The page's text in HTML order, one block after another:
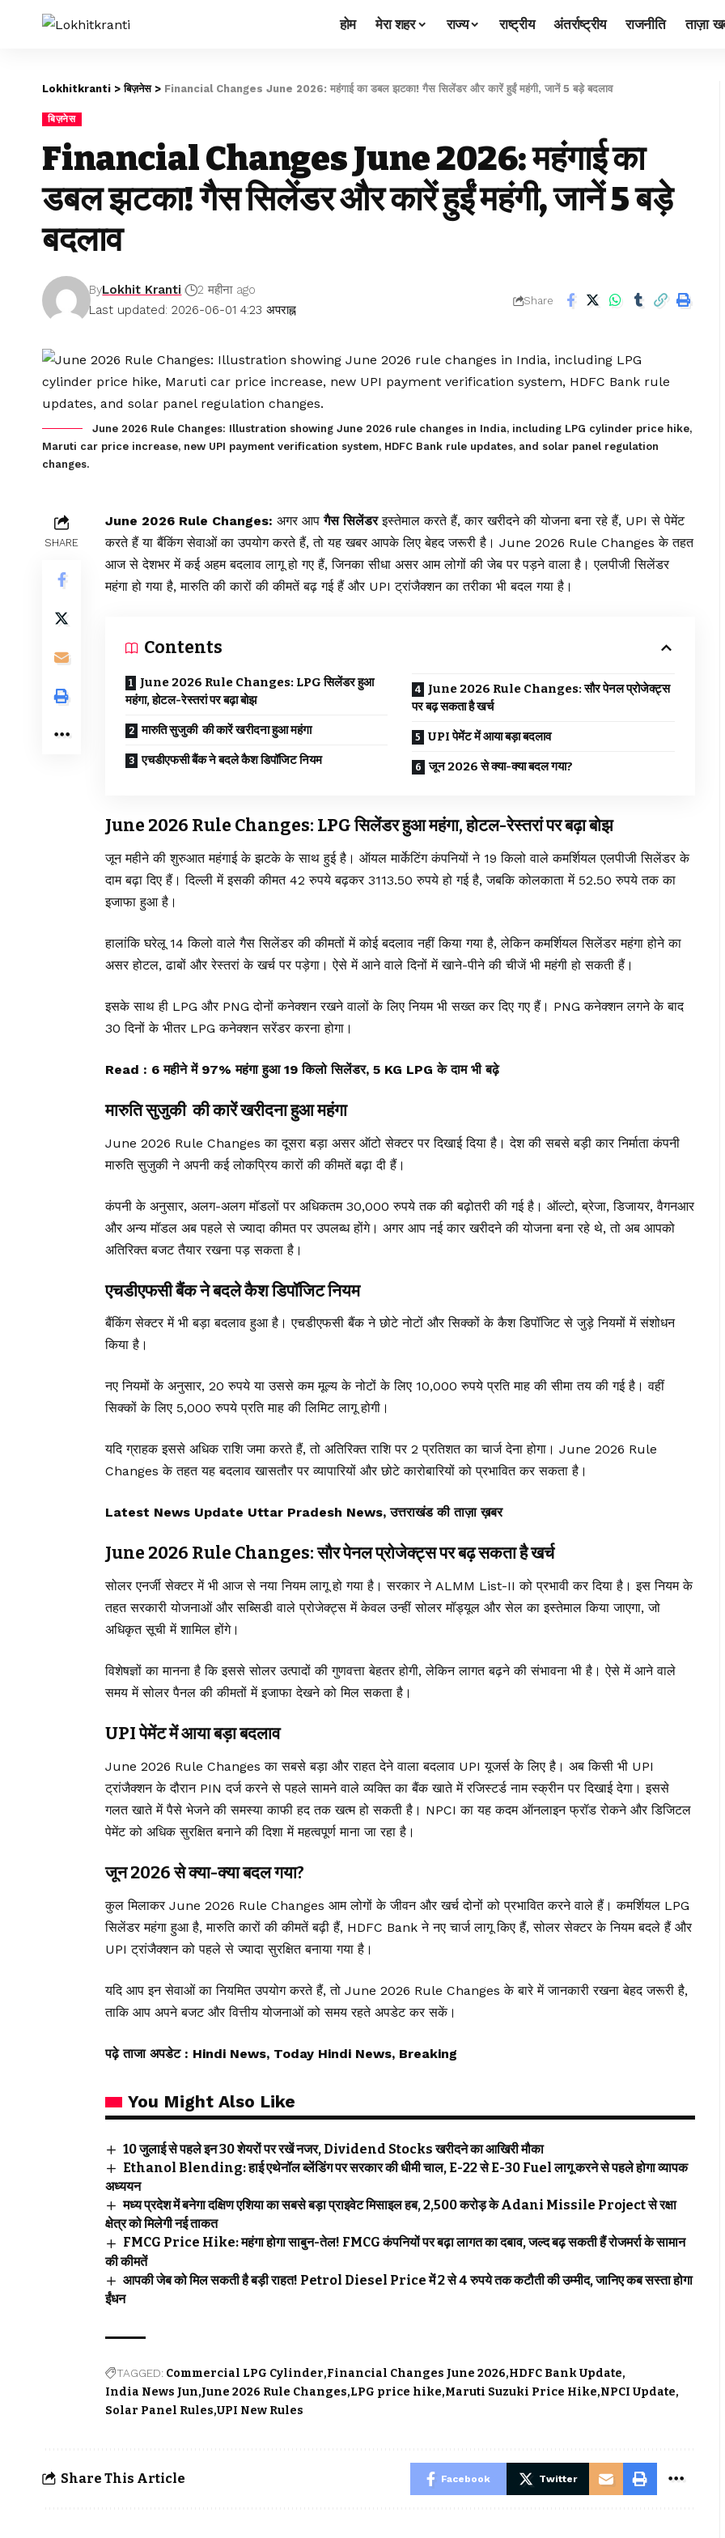
होम मेरा शहर राज्य राष्ट्रीय अंतर्राष्ट्रीय राजनीति ताज़ा
Lokhitkranti >बिज़नेस> Financial Changes June 2026: महंगाई का डबल झटका! गैस सिलेंडर और कारें हुईं महंगी, जानें 5 बड़े बदलाव
बिज़नेस
Financial Changes June 2026: महंगाई का
डबल झटका! गैस सिलेंडर और कारें हुईं महंगी, जानें 5 बड़े
बदलाव
Last updated: 2026-06-01 4:23 अपराह्न
ByLokhit Kranti 2 महीना ago
Share
June 2026 Rule Changes: Illustration showing June 2026 rule changes in India, including LPG cylinder price hike,
Maruti car price increase, new UPI payment verification system, HDFC Bank rule updates, and solar panel regulation
changes.
SHARE
June 2026 Rule Changes: अगर आपगैस सिलेंडरइस्तेमाल करते हैं, कार खरीदने की योजना बना रहे हैं, UPI से पेमेंट
करते हैं या बैंकिंग सेवाओं का उपयोग करते हैं, तो यह खबर आपके लिए बेहद जरूरी है। June 2026 Rule Changes के तहत
आज से देशभर में कई अहम बदलाव लागू हो गए हैं, जिनका सीधा असर आम लोगों की जेब पर पड़ने वाला है। एलपीजी सिलेंडर
महंगा हो गया है, मारुति की कारों की कीमतें बढ़ गई हैं और UPI ट्रांजैक्शन का तरीका भी बदल गया है।
Contents
June 2026 Rule Changes: LPG सिलेंडर हुआ
महंगा, होटल-रेस्तरां पर बढ़ा बोझ
मारुति सुजुकी की कारें खरीदना हुआ महंगा
एचडीएफसी बैंक ने बदले कैश डिपॉजिट नियम
June 2026 Rule Changes: सौर पेनल प्रोजेक्ट्स
पर बढ़ सकता है खर्च
UPI पेमेंट में आया बड़ा बदलाव
जून 2026 से क्या-क्या बदल गया?
June 2026 Rule Changes: LPG सिलेंडर हुआ महंगा, होटल-रेस्तरां पर बढ़ा बोझ
जून महीने की शुरुआत महंगाई के झटके के साथ हुई है। ऑयल मार्केटिंग कंपनियों ने 19 किलो वाले कमर्शियल एलपीजी सिलेंडर के
दाम बढ़ा दिए हैं। दिल्ली में इसकी कीमत 42 रुपये बढ़कर 3113.50 रुपये हो गई है, जबकि कोलकाता में 52.50 रुपये तक का
इजाफा हुआ है।
हालांकि घरेलू 14 किलो वाले गैस सिलेंडर की कीमतों में कोई बदलाव नहीं किया गया है, लेकिन कमर्शियल सिलेंडर महंगा होने का
असर होटल, ढाबों और रेस्तरां के खर्च पर पड़ेगा। ऐसे में आने वाले दिनों में खाने-पीने की चीजें भी महंगी हो सकती हैं।
इसके साथ ही LPG और PNG दोनों कनेक्शन रखने वालों के लिए नियम भी सख्त कर दिए गए हैं। PNG कनेक्शन लगने के बाद
30 दिनों के भीतर LPG कनेक्शन सरेंडर करना होगा।
Read : 6 महीने में 97% महंगा हुआ 19 किलो सिलेंडर, 5 KG LPG के दाम भी बढ़े
मारुति सुजुकी की कारें खरीदना हुआ महंगा
June 2026 Rule Changes का दूसरा बड़ा असर ऑटो सेक्टर पर दिखाई दिया है। देश की सबसे बड़ी कार निर्माता कंपनी
मारुति सुजुकी ने अपनी कई लोकप्रिय कारों की कीमतें बढ़ा दी हैं।
कंपनी के अनुसार, अलग-अलग मॉडलों पर अधिकतम 30,000 रुपये तक की बढ़ोतरी की गई है। ऑल्टो, ब्रेजा, डिजायर, वैगनआर
और अन्य मॉडल अब पहले से ज्यादा कीमत पर उपलब्ध होंगे। अगर आप नई कार खरीदने की योजना बना रहे थे, तो अब आपको
अतिरिक्त बजट तैयार रखना पड़ सकता है।
एचडीएफसी बैंक ने बदले कैश डिपॉजिट नियम
बैंकिंग सेक्टर में भी बड़ा बदलाव हुआ है। एचडीएफसी बैंक ने छोटे नोटों और सिक्कों के कैश डिपॉजिट से जुड़े नियमों में संशोधन
किया है।
नए नियमों के अनुसार, 20 रुपये या उससे कम मूल्य के नोटों के लिए 10,000 रुपये प्रति माह की सीमा तय की गई है। वहीं
सिक्कों के लिए 5,000 रुपये प्रति माह की लिमिट लागू होगी।
यदि ग्राहक इससे अधिक राशि जमा करते हैं, तो अतिरिक्त राशि पर 2 प्रतिशत का चार्ज देना होगा। June 2026 Rule
Changes के तहत यह बदलाव खासतौर पर व्यापारियों और छोटे कारोबारियों को प्रभावित कर सकता है।
Latest News Update Uttar Pradesh News, उत्तराखंड की ताज़ा ख़बर
June 2026 Rule Changes: सौर पेनल प्रोजेक्ट्स पर बढ़ सकता है खर्च
सोलर एनर्जी सेक्टर में भी आज से नया नियम लागू हो गया है। सरकार ने ALMM List-II को प्रभावी कर दिया है। इस नियम के
तहत सरकारी योजनाओं और सब्सिडी वाले प्रोजेक्ट्स में केवल उन्हीं सोलर मॉड्यूल और सेल का इस्तेमाल किया जाएगा, जो
अधिकृत सूची में शामिल होंगे।
विशेषज्ञों का मानना है कि इससे सोलर उत्पादों की गुणवत्ता बेहतर होगी, लेकिन लागत बढ़ने की संभावना भी है। ऐसे में आने वाले
समय में सोलर पैनल की कीमतों में इजाफा देखने को मिल सकता है।
UPI पेमेंट में आया बड़ा बदलाव
June 2026 Rule Changes का सबसे बड़ा और राहत देने वाला बदलाव UPI यूजर्स के लिए है। अब किसी भी UPI
ट्रांजैक्शन के दौरान PIN दर्ज करने से पहले सामने वाले व्यक्ति का बैंक खाते में रजिस्टर्ड नाम स्क्रीन पर दिखाई देगा। इससे
गलत खाते में पैसे भेजने की समस्या काफी हद तक खत्म हो सकती है। NPCI का यह कदम ऑनलाइन फ्रॉड रोकने और डिजिटल
पेमेंट को अधिक सुरक्षित बनाने की दिशा में महत्वपूर्ण माना जा रहा है।
जून 2026 से क्या-क्या बदल गया?
कुल मिलाकर June 2026 Rule Changes आम लोगों के जीवन और खर्च दोनों को प्रभावित करने वाले हैं। कमर्शियल LPG
सिलेंडर महंगा हुआ है, मारुति कारों की कीमतें बढ़ी हैं, HDFC Bank ने नए चार्ज लागू किए हैं, सोलर सेक्टर के नियम बदले हैं और
UPI ट्रांजैक्शन को पहले से ज्यादा सुरक्षित बनाया गया है।
यदि आप इन सेवाओं का नियमित उपयोग करते हैं, तो June 2026 Rule Changes के बारे में जानकारी रखना बेहद जरूरी है,
ताकि आप अपने बजट और वित्तीय योजनाओं को समय रहते अपडेट कर सकें।
पढ़े ताजा अपडेट : Hindi News, Today Hindi News, Breaking
You Might Also Like
10 जुलाई से पहले इन 30 शेयरों पर रखें नजर, Dividend Stocks खरीदने का आखिरी मौका
Ethanol Blending: हाई एथेनॉल ब्लेंडिंग पर सरकार की धीमी चाल, E-22 से E-30 Fuel लागू करने से पहले होगा व्यापक
अध्ययन
मध्य प्रदेश में बनेगा दक्षिण एशिया का सबसे बड़ा प्राइवेट मिसाइल हब, 2,500 करोड़ के Adani Missile Project से रक्षा
क्षेत्र को मिलेगी नई ताकत
FMCG Price Hike: महंगा होगा साबुन-तेल! FMCG कंपनियों पर बढ़ा लागत का दबाव, जल्द बढ़ सकती हैं रोजमर्रा के सामान
की कीमतें
आपकी जेब को मिल सकती है बड़ी राहत! Petrol Diesel Price में 2 से 4 रुपये तक कटौती की उम्मीद, जानिए कब सस्ता होगा
ईंधन
TAGGED: Commercial LPG Cylinder Financial Changes June 2026 HDFC Bank Update
India News Jun June 2026 Rule Changes LPG price hike Maruti Suzuki Price Hike NPCI Update
Solar Panel Rules UPI New Rules
Share This Article Facebook Twitter